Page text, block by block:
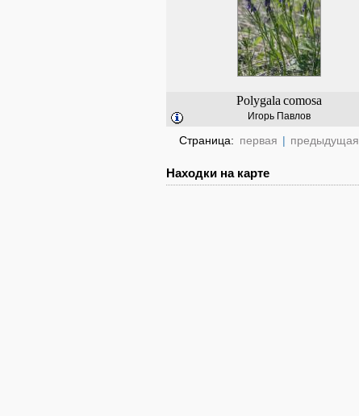
Polygala comosa
Игорь Павлов
Страница: первая | предыдущая
Находки на карте